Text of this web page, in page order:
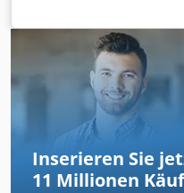
Oszillation
kW Csdpfx Abstvfmhe
Absaugdüsen 2x100mm
210x80x150cmH Gewicht
Inserieren Sie
11 Millionen